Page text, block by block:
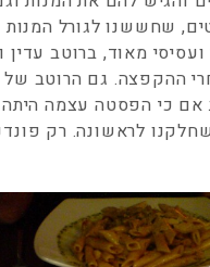
שחששנו לגורל המנות
מאוד, ברוטב עדין
ההקפצה. גם הרוטב
אם כי הפסטה עצמה
לראשונה. רק